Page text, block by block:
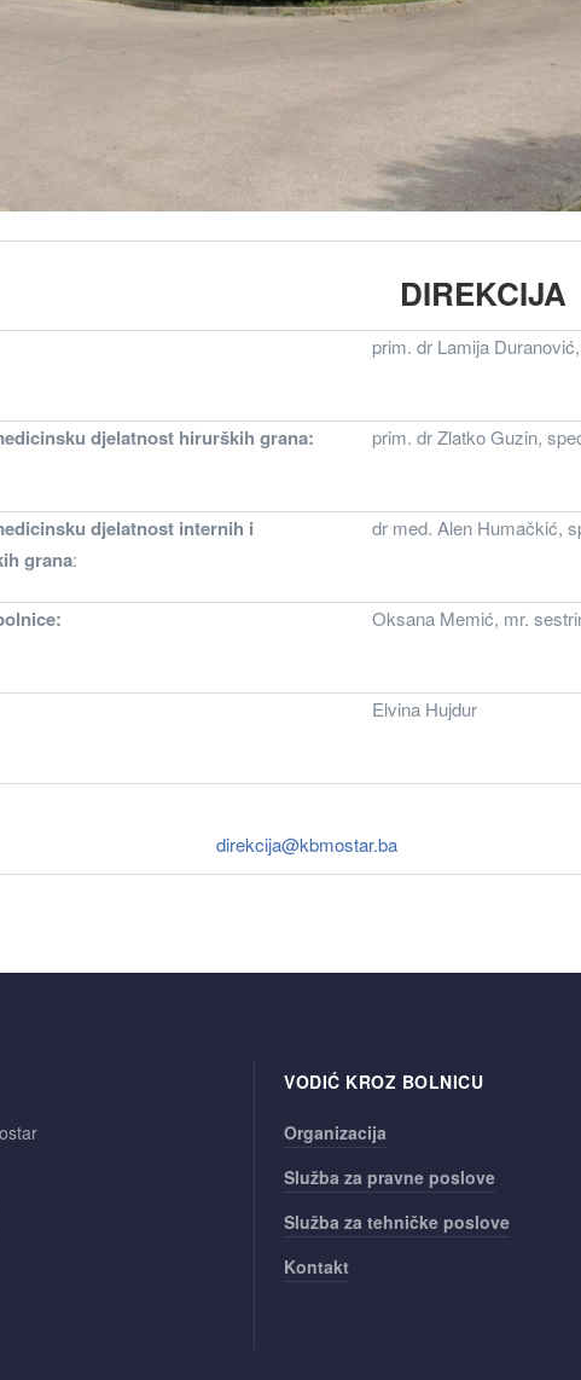
DIREKCIJA
prim. dr Lamija
djelatnost hirurških grana: prim. dr Zlatko Guzin,
djelatnost internih i
grana:
dr med. Alen Humačkić,
Oksana Memić, mr.
Elvina Hujdur
direkcija@kbmostar.ba
VODIĆ KROZ BOLNICU
Organizacija
Služba za pravne poslove
Služba za tehničke poslove
Kontakt